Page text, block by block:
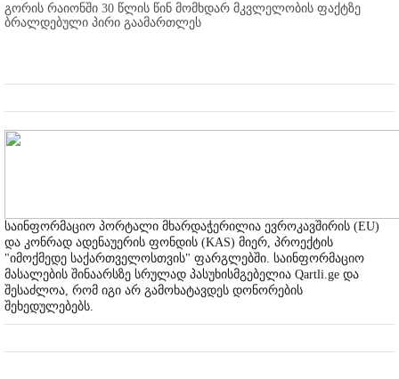
გორის რაიონში 30 წლის წინ მომხდარ მკვლელობის ფაქტზე
ბრალდებული პირი გაამართლეს
საინფორმაციო პორტალი მხარდაჭერილია ევროკავშირის (EU)
და კონრად ადენაუერის ფონდის (KAS) მიერ, პროექტის
"იმოქმედე საქართველოსთვის" ფარგლებში. საინფორმაციო
მასალების შინაარსზე სრულად პასუხისმგებელია Qartli.ge და
შესაძლოა, რომ იგი არ გამოხატავდეს დონორების
შეხედულებებს.